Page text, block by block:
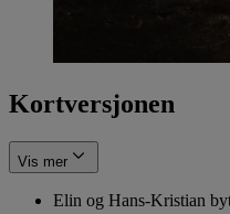
Kortversjonen
Vis mer
Elin og Hans-Kristian